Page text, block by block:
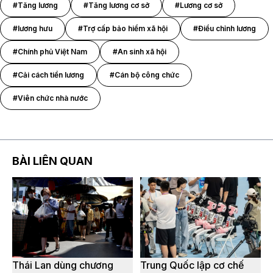
#Tăng lương #Tăng lương cơ sở #Lương cơ sở
#lương hưu #Trợ cấp bảo hiểm xã hội #Điều chỉnh lương
#Chính phủ Việt Nam #An sinh xã hội
#Cải cách tiền lương #Cán bộ công chức
#Viên chức nhà nước
BÀI LIÊN QUAN
Thái Lan dùng chương
Trung Quốc lập cơ chế